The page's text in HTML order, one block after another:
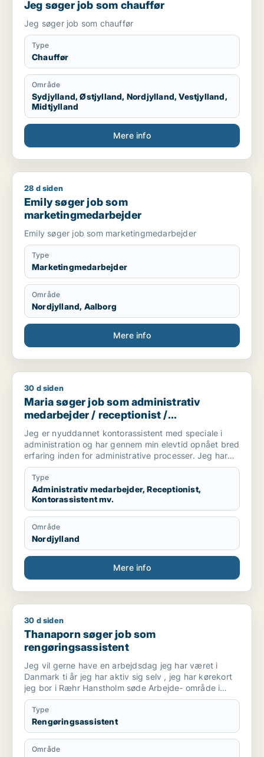
Jeg søger job som chauffør
Jeg søger job som chauffør
Type
Chauffør
Område
Sydjylland, Østjylland, Nordjylland, Vestjylland,
Midtjylland
Mere info
Emily søger job som marketingmedarbejder
28 d siden
Emily søger job som
marketingmedarbejder
Emily søger job som marketingmedarbejder
Type
Marketingmedarbejder
Område
Nordjylland, Aalborg
Mere info
Maria søger job som administrativ medarbejder /
30 d siden
Maria søger job som administrativ
medarbejder / receptionist /
kontorassistent / hr-medarbejder
Jeg er nyuddannet kontorassistent med speciale i
administration og har gennem min elevtid opnået bred
erfaring inden for administrative processer. Jeg har
arbejdet med blandt andet fakturering,
vareoprettelse, stamdata, ERP-systemet Navision,
ordrebehandling og kundeservice.
Jeg trives bedst med strukturerede opgaver, klare
processer og kvalitetssikring. Jeg arbejder grundigt
og systematisk og søger en administrativ stilling, hvor
jeg kan bruge mine kompetencer inden for
koordinering, systemarbejde og daglige
administrative opgaver.
Type
Administrativ medarbejder, Receptionist,
Kontorassistent mv.
Område
Nordjylland
Mere info
Thanaporn søger job som rengøringsassistent
30 d siden
Thanaporn søger job som
rengøringsassistent
Jeg vil gerne have en arbejdsdag jeg har været i
Danmark ti år jeg har aktiv sig selv , jeg har kørekort
jeg bor i Ræhr Hanstholm søde Arbejde- område i
Thisted har du nogle til mig med venlig hilsen
Thanaporn
Type
Rengøringsassistent
Område